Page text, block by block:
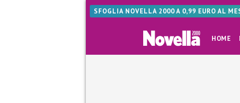
SFOGLIA NOVELLA 2000 A 0,99 EURO AL
HOME